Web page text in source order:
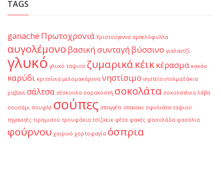
TAGS
ganache Πρωτοχρονιά Χριστούγεννα αμπελόφυλλα
αυγολέμονο βασική συνταγή βύσσινο γιαλαντζί
γλυκό γλυκό ταψιού ζυμαρικάκέικκέρασμα κακάο
καρύδι κριτσίνια μελομακάρονα νηστίσιμο νηστεία ντολμαδάκια
ραβανί σάλτσα σέσκουλα σαρακοστή σοκολάτα σοκολατένια λάβα
σουσάμι σουφλέ σούπες σπαγγέτι σπανάκι σφολιάτα ταψιού
τηγανιτές τιραμισού τρουφάκια τσίζκεικ φέτα φακές φασολάδα φασόλια
φούρνου χοιρινό χορτοφαγία όσπρια